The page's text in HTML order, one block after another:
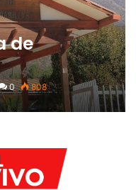
de
de su
0 808